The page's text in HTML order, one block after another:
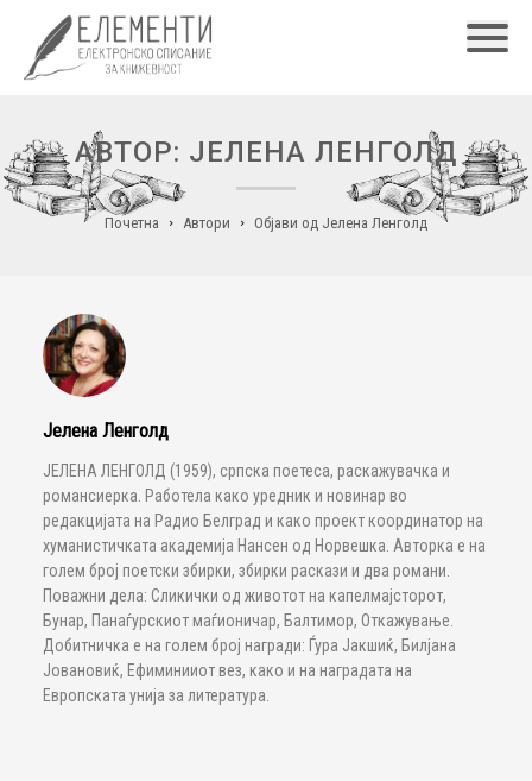
АВТОР: ЈЕЛЕНА ЛЕНГОЛД
Почетна Автори Објави од Јелена Ленголд
Јелена Ленголд
ЈЕЛЕНА ЛЕНГОЛД (1959), српска поетеса, раскажувачка и
романсиерка. Работела како уредник и новинар во
редакцијата на Радио Белград и како проект координатор на
хуманистичката академија Нансен од Норвешка. Авторка е на
голем број поетски збирки, збирки раскази и два романи.
Поважни дела: Сликички од животот на капелмајсторот,
Бунар, Панаѓурскиот маѓионичар, Балтимор, Откажување.
Добитничка е на голем број награди: Ѓура Јакшиќ, Билјана
Јовановиќ, Ефиминииот вез, како и на наградата на
Европската унија за литература.